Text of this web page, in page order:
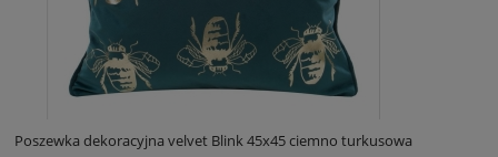
Poszewka dekoracyjna velvet Blink 45x45 ciemno turkusowa